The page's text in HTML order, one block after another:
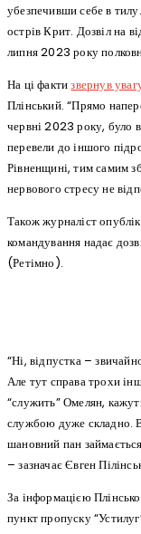
убезпечивши себе в
острів Крит. Дозвіл на
липня 2023 року
На ці фактизвернув
Плінський. “Прямо
червні 2023 року, було
перевели до іншого
Рівненщині, тим самим
нервового стресу не
Також журналіст
командування надає
(Ретімно).
“Ні, відпустка –
Але тут справа трохи
“служить” Омелян,
службою дуже складно.
шановний пан
– зазначає Євген
За інформацією
пункт пропуску